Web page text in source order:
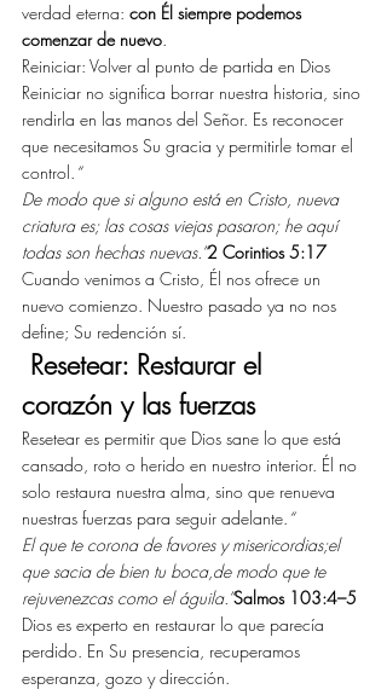
verdad eterna: con Él siempre podemos
comenzar de nuevo.
Reiniciar: Volver al punto de partida en Dios
Reiniciar no significa borrar nuestra historia, sino
rendirla en las manos del Señor. Es reconocer
que necesitamos Su gracia y permitirle tomar el
control. “
De modo que si alguno está en Cristo, nueva
criatura es; las cosas viejas pasaron; he aquí
todas son hechas nuevas.”2 Corintios 5:17
Cuando venimos a Cristo, Él nos ofrece un
nuevo comienzo. Nuestro pasado ya no nos
define; Su redención sí.
corazón y las fuerzas
Resetear es permitir que Dios sane lo que está
cansado, roto o herido en nuestro interior. Él no
solo restaura nuestra alma, sino que renueva
nuestras fuerzas para seguir adelante. “
El que te corona de favores y misericordias;el
que sacia de bien tu boca,de modo que te
rejuvenezcas como el águila.”Salmos 103:4–5
Dios es experto en restaurar lo que parecía
perdido. En Su presencia, recuperamos
esperanza, gozo y dirección.